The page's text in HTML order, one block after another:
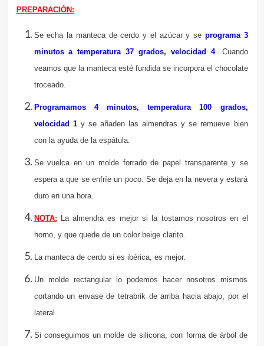
PREPARACIÓN:
Se echa la manteca de cerdo y el azúcar y se programa 3
minutos a temperatura 37 grados, velocidad 4.
Cuando
veamos que la manteca esté fundida se incorpora el chocolate
troceado.
Programamos 4 minutos, temperatura 100 grados,
velocidad 1 y se añaden las almendras y se remueve bien
con la ayuda de la espátula.
Se vuelca en un molde forrado de papel transparente y se
espera a que se enfríe un poco. Se deja en la nevera y estará
duro en una hora.
NOTA:
La almendra es mejor si la tostamos nosotros en el
horno, y que quede de un color beige clarito.
La manteca de cerdo si es ibérica, es mejor.
Un molde rectangular lo podemos hacer nosotros mismos
cortando un envase de tetrabrik de arriba hacia abajo, por el
lateral.
Si conseguimos un molde de silicona, con forma de árbol de